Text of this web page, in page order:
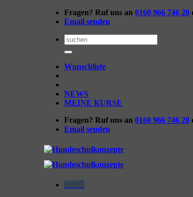
Fragen? Ruf uns an 0160 966 746 20
Email senden
Suchen
nach:
Wunschliste
NEWS
MEINE KURSE
Fragen? Ruf uns an 0160 966 746 20
Email senden